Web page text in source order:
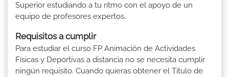
Superior estudiando a tu ritmo con el apoyo de un
equipo de profesores expertos.
Requisitos a cumplir
Para estudiar el curso FP Animación de Actividades
Físicas y Deportivas a distancia no se necesita cumplir
ningún requisito. Cuando quieras obtener el Titulo de